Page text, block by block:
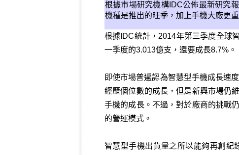
根據市場研究機構IDC公佈最新研究
機種是推出的旺季，加上手機大廠更
根據IDC統計，2014年第三季度全球
一季度的3.013億支，還要成長8.7%。
即使市場普遍認為智慧型手機成長速
經歷個位數的成長，但是新興市場仍
手機的成長。不過，對於廠商的挑戰
的營運模式。
智慧型手機出貨量之所以能夠再創紀